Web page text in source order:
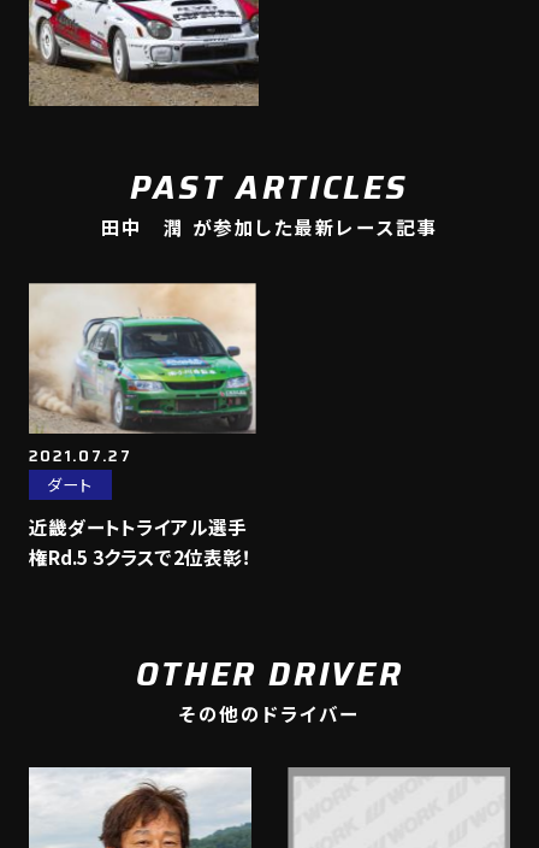
PAST ARTICLES
田中 潤 が参加した最新レース記事
2021.07.27
ダート
近畿ダートトライアル選手
権Rd.5 3クラスで2位表彰！
OTHER DRIVER
その他のドライバー